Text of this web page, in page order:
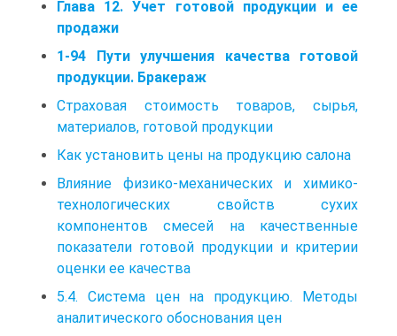
Глава 12. Учет готовой продукции и ее
продажи
1-94 Пути улучшения качества готовой
продукции. Бракераж
Страховая стоимость товаров, сырья,
материалов, готовой продукции
Как установить цены на продукцию салона
Влияние физико-механических и химико-
технологических свойств сухих
компонентов смесей на качественные
показатели готовой продукции и критерии
оценки ее качества
5.4. Система цен на продукцию. Методы
аналитического обоснования цен